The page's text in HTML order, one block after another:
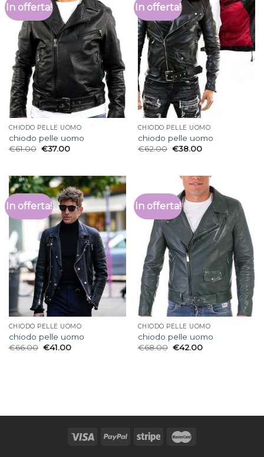
In offerta!
CHIODO PELLE UOMO
chiodo pelle uomo
€61.00 €37.00
In offerta!
CHIODO PELLE UOMO
chiodo pelle uomo
€62.00 €38.00
In offerta!
CHIODO PELLE UOMO
chiodo pelle uomo
€66.00 €41.00
In offerta!
CHIODO PELLE UOMO
chiodo pelle uomo
€68.00 €42.00